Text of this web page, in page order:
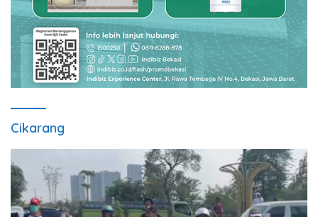
Cikarang